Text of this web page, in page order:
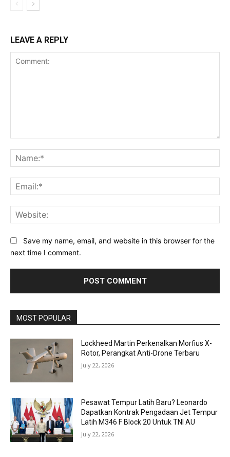
LEAVE A REPLY
Save my name, email, and website in this browser for the
next time I comment.
MOST POPULAR
Lockheed Martin Perkenalkan Morfius X-
Rotor, Perangkat Anti-Drone Terbaru
July 22, 2026
Pesawat Tempur Latih Baru? Leonardo
Dapatkan Kontrak Pengadaan Jet Tempur
Latih M346 F Block 20 Untuk TNI AU
July 22, 2026